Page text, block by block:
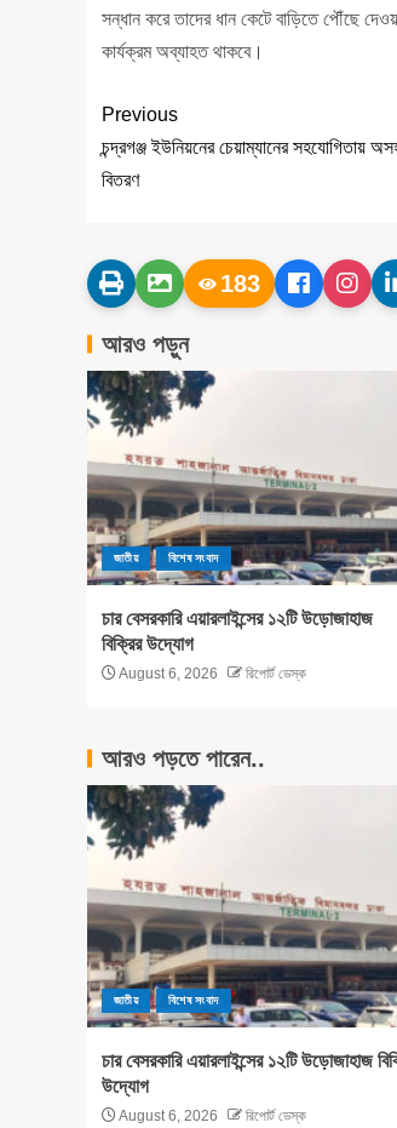
সন্ধান করে তাদের ধান কেটে বাড়িতে পৌঁছে
কার্যক্রম অব্যাহত থাকবে।
Previous
চন্দ্রগঞ্জ ইউনিয়নের চেয়াম্যানের সহযোগিতায়
বিতরণ
183
আরও পড়ুন
জাতীয় বিশেষ সংবাদ
চার বেসরকারি এয়ারলাইন্সের ১২টি উড়োজাহাজ
বিক্রির উদ্যোগ
August 6, 2026 রিপোর্ট ডেস্ক
আরও পড়তে পারেন..
জাতীয় বিশেষ সংবাদ
চার বেসরকারি এয়ারলাইন্সের ১২টি উড়োজাহাজ
উদ্যোগ
August 6, 2026 রিপোর্ট ডেস্ক